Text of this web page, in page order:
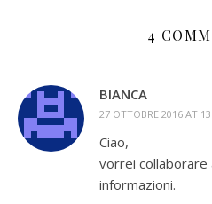
4
BIANCA
27 OTTOBRE 2016 AT
Ciao,
vorrei collaborare
informazioni.